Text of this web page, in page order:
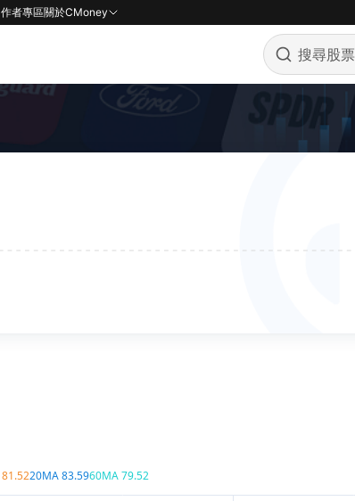
作者專區關於CMoney
81.5220MA83.5960MA79.52